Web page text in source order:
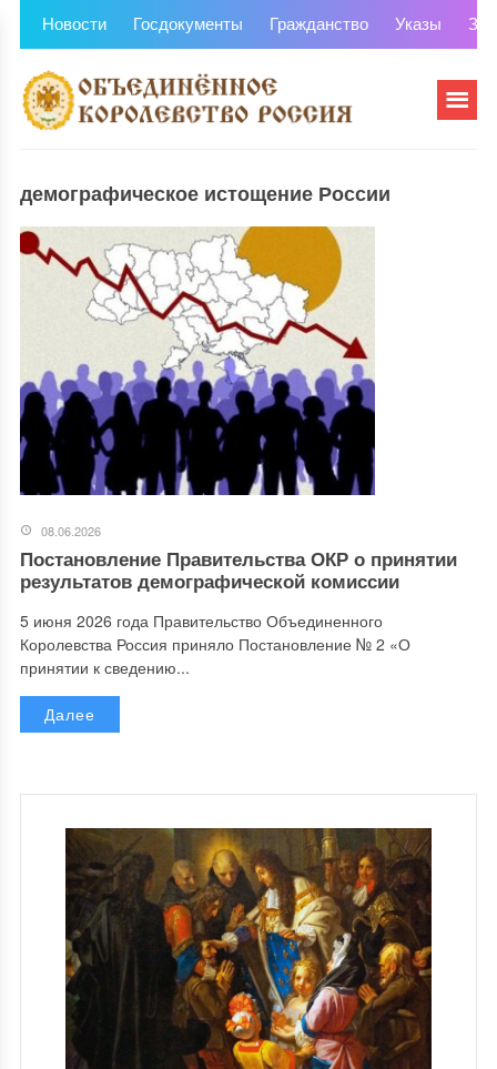
Новости Госдокументы Гражданство Указы
демографическое истощение России
08.06.2026
Постановление Правительства ОКР о принятии
результатов демографической комиссии
5 июня 2026 года Правительство Объединенного
Королевства Россия приняло Постановление № 2 «О
принятии к сведению...
Далее